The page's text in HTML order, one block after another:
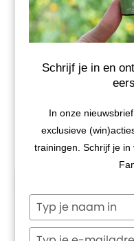
BIO
Schrijf je in en
In onze
exclusieve
trainingen. Schrijf je
Typ
je
naam
Typ